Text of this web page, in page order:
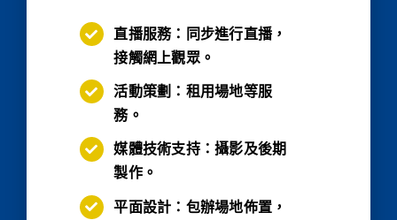
直播服務：同步進行直播，
接觸網上觀眾。
活動策劃：租用場地等服
務。
媒體技術支持：攝影及後期
製作。
平面設計：包辦場地佈置，